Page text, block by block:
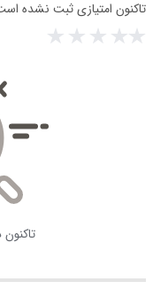
تاکنون امتیازی ثبت نشده